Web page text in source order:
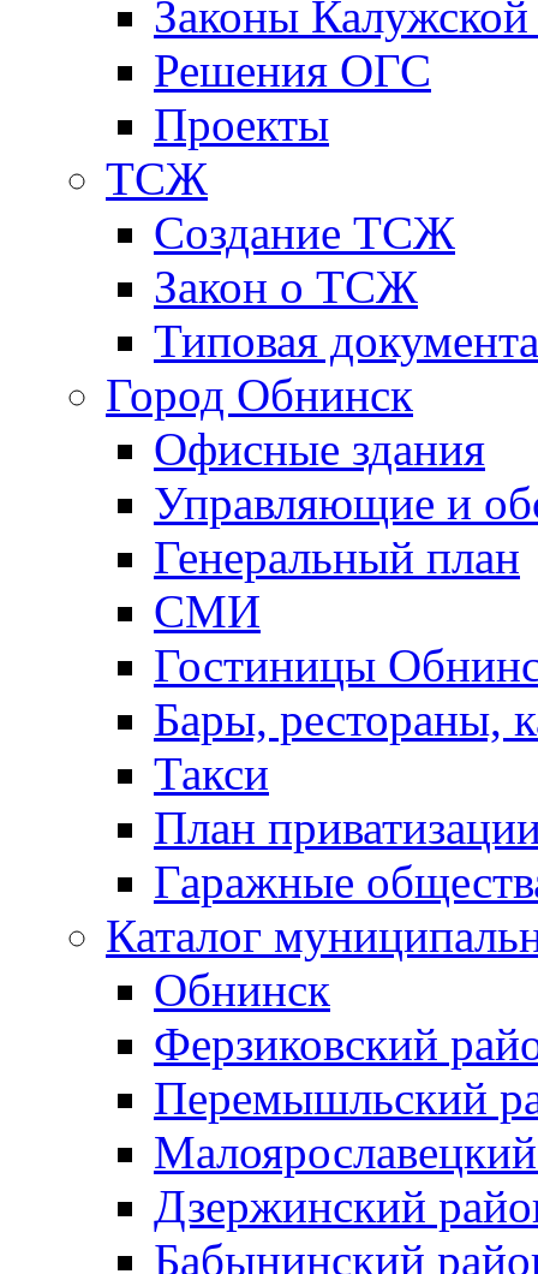
Законы Калужской
Решения ОГС
Проекты
ТСЖ
Создание ТСЖ
Закон о ТСЖ
Типовая
Город Обнинск
Офисные здания
Управляющие и
Генеральный план
СМИ
Гостиницы
Бары, рестораны,
Такси
План
Гаражные
Каталог
Обнинск
Ферзиковский
Перемышльский
Дзержинский
Бабынинский